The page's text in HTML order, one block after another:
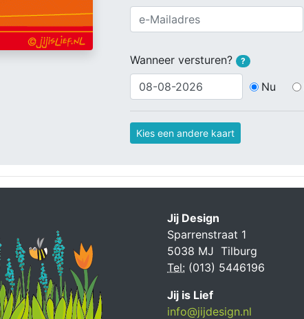
Wanneer versturen?
?
Nu
Kies een andere kaart
Jij Design
Sparrenstraat 1
5038 MJ Tilburg
Tel: (013) 5446196
Jij is Lief
info@jijdesign.nl